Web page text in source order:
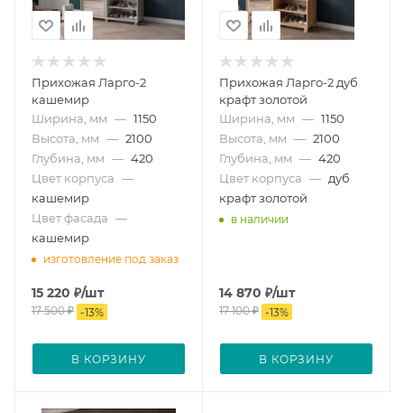
Прихожая Ларго-2
кашемир
Ширина, мм — 1150
Высота, мм — 2100
Глубина, мм — 420
Цвет корпуса —
кашемир
Цвет фасада —
кашемир
изготовление под заказ
15 220 ₽/шт
17 500₽ -13%
В КОРЗИНУ
Прихожая Ларго-2 дуб
крафт золотой
Ширина, мм — 1150
Высота, мм — 2100
Глубина, мм — 420
Цвет корпуса — дуб
крафт золотой
в наличии
14 870 ₽/шт
17 100₽ -13%
В КОРЗИНУ